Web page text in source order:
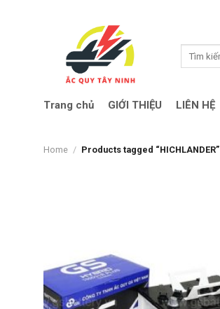
Trang chủ GIỚI THIỆU LIÊN HỆ
Home / Products tagged “HICHLANDER”